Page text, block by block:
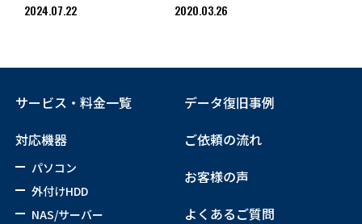
2024.07.22 2020.03.26
サービス・料金一覧
対応機器
パソコン
外付けHDD
NAS/サーバー
データ復旧事例
ご依頼の流れ
お客様の声
よくあるご質問